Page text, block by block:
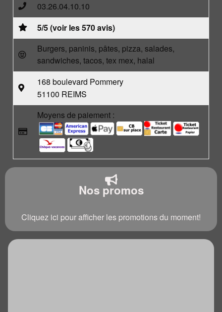
03.26.04.10.10
5/5 (voir les 570 avis)
Burgers, paninis, pâtes, pizza, salades,
sandwiches, tacos, tex mex, halal
168 boulevard Pommery
51100 REIMS
Moyens de paiement :
Nos promos
Cliquez ici pour afficher les promotions du moment!